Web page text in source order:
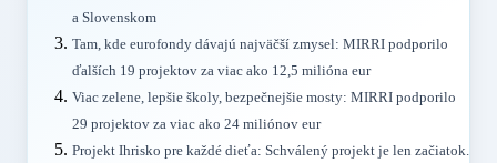
a Slovenskom
Tam, kde eurofondy dávajú najväčší zmysel: MIRRI podporilo
ďalších 19 projektov za viac ako 12,5 milióna eur
Viac zelene, lepšie školy, bezpečnejšie mosty: MIRRI podporilo
29 projektov za viac ako 24 miliónov eur
Projekt Ihrisko pre každé dieťa: Schválený projekt je len začiatok.